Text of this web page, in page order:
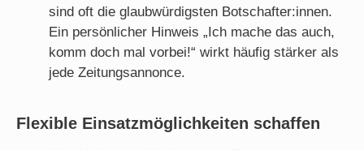
sind oft die glaubwürdigsten Botschafter:innen.
Ein persönlicher Hinweis „Ich mache das auch,
komm doch mal vorbei!“ wirkt häufig stärker als
jede Zeitungsannonce.
Flexible Einsatzmöglichkeiten schaffen